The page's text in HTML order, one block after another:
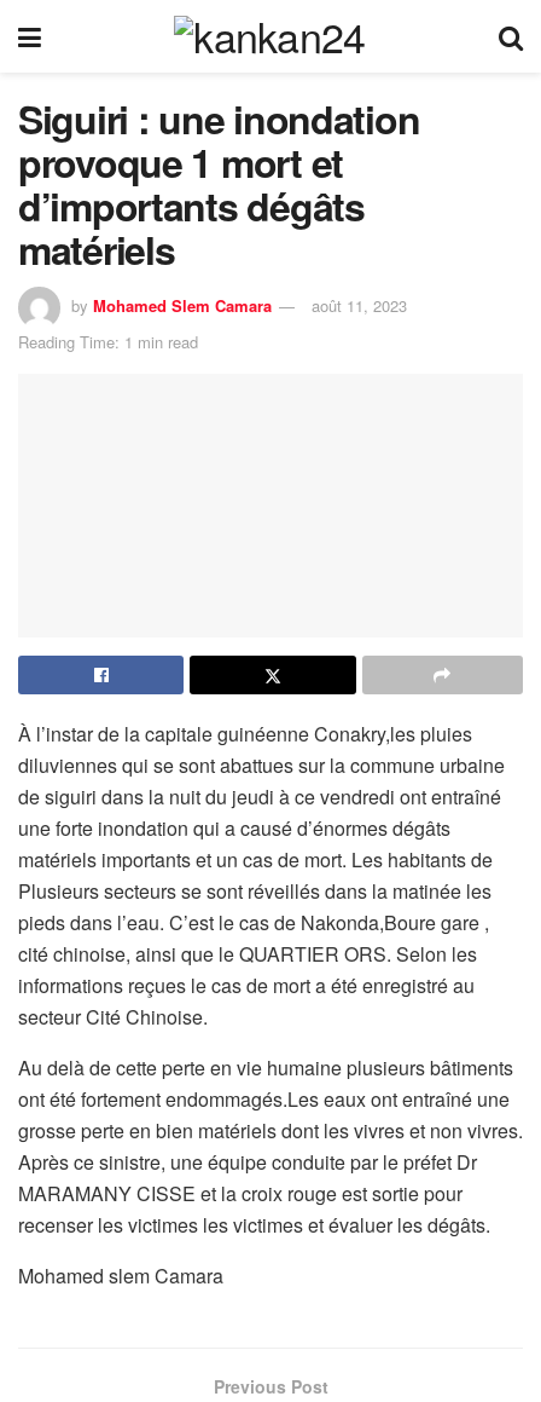
Siguiri : une inondation
provoque 1 mort et
d’importants dégâts
matériels
by Mohamed Slem Camara
août 11, 2023
Reading Time: 1 min read
À l’instar de la capitale guinéenne Conakry,les pluies
diluviennes qui se sont abattues sur la commune urbaine
de siguiri dans la nuit du jeudi à ce vendredi ont entraîné
une forte inondation qui a causé d’énormes dégâts
matériels importants et un cas de mort. Les habitants de
Plusieurs secteurs se sont réveillés dans la matinée les
pieds dans l’eau. C’est le cas de Nakonda,Boure gare ,
cité chinoise, ainsi que le QUARTIER ORS. Selon les
informations reçues le cas de mort a été enregistré au
secteur Cité Chinoise.
Au delà de cette perte en vie humaine plusieurs bâtiments
ont été fortement endommagés.Les eaux ont entraîné une
grosse perte en bien matériels dont les vivres et non vivres.
Après ce sinistre, une équipe conduite par le préfet Dr
MARAMANY CISSE et la croix rouge est sortie pour
recenser les victimes les victimes et évaluer les dégâts.
Mohamed slem Camara
Previous Post